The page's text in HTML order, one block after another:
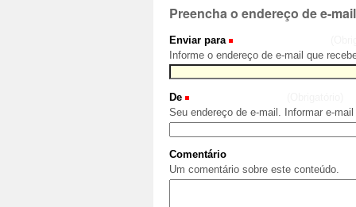
Preencha o endereço de e-
Enviar para
Informe o endereço de e-mail que
De
Seu endereço de e-mail. Informar e-
Comentário
Um comentário sobre este conteúdo.